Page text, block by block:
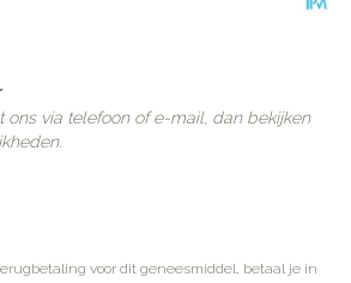
voor dit geneesmiddel, betaal je in
via telefoon of e-mail, dan bekijken